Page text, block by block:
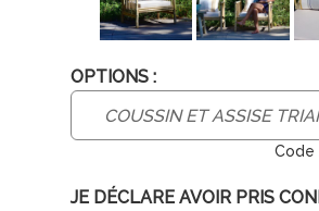
OPTIONS :
JE DÉCLARE AVOIR PRIS